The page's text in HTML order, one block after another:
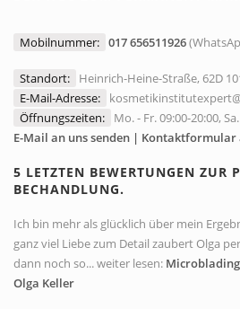
Mobilnummer: 017 656511926
Standort:
Heinrich-Heine-Straße, 62D
E-Mail-Adresse:
Öffnungszeiten:
Mo. - Fr. 09:00-20:00,
E-Mail an uns senden | Kontaktformular
5 LETZTEN BEWERTUNGEN ZUR
BECHANDLUNG.
Ich bin mehr als glücklich über mein
ganz viel Liebe zum Detail zaubert Olga
dann noch so... weiter lesen:
Olga Keller